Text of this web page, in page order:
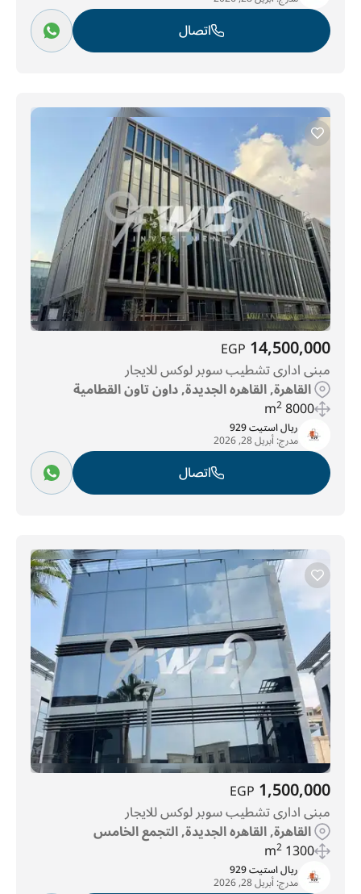
اتصال
14,500,000
EGP
مبنى ادارى تشطيب سوبر لوكس للايجار
القاهرة, القاهره الجديدة, داون تاون القطامية
8000 m
2
ريال استيت 929
مدرج:أبريل 28, 2026
اتصال
1,500,000
EGP
مبنى ادارى تشطيب سوبر لوكس للايجار
القاهرة, القاهره الجديدة, التجمع الخامس
1300 m
2
ريال استيت 929
مدرج:أبريل 28, 2026